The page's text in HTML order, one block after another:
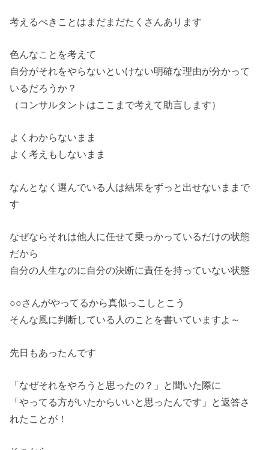
考えるべきことはまだまだたくさんあります
色んなことを考えて
自分がそれをやらないといけない明確な理由が分かって
いるだろうか？
（コンサルタントはここまで考えて助言します）
よくわからないまま
よく考えもしないまま
なんとなく選んでいる人は結果をずっと出せないままで
す
なぜならそれは他人に任せて乗っかっているだけの状態
だから
自分の人生なのに自分の決断に責任を持っていない状態
○○さんがやってるから真似っこしとこう
そんな風に判断している人のことを書いていますよ～
先日もあったんです
「なぜそれをやろうと思ったの？」と聞いた際に
「やってる方がいたからいいと思ったんです」と返答さ
れたことが！